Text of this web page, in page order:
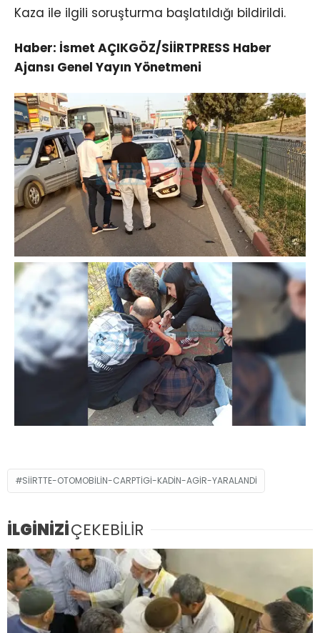
Kaza ile ilgili soruşturma başlatıldığı bildirildi.
Haber: İsmet AÇIKGÖZ/SİİRTPRESS Haber
Ajansı Genel Yayın Yönetmeni
SIIRTTE-OTOMOBILIN-CARPTIGI-KADIN-AGIR-YARALANDI
İLGİNİZİÇEKEBİLİR